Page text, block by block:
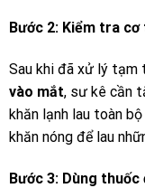
Bước 2: Kiểm tra cơ
Sau khi đã xử lý
vào mắt, sư kê cần
khăn lạnh lau toàn
khăn nóng để lau
Bước 3: Dùng